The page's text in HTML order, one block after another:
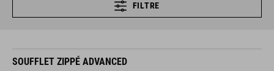
FILTRE
SOUFFLET ZIPPÉ ADVANCED